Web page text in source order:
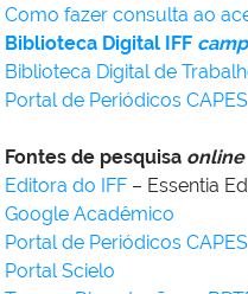
Como fazer consulta ao
Biblioteca Digital IFF
Biblioteca Digital de
Portal de Periódicos CAPES
Fontes de pesquisa online
Editora do IFF – Essentia
Google Acadêmico
Portal de Periódicos CAPES
Portal Scielo